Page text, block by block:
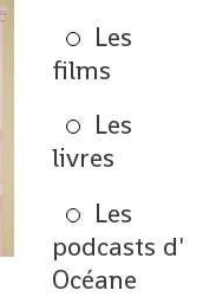
Les
films
Les
livres
Les
podcasts d'
Océane